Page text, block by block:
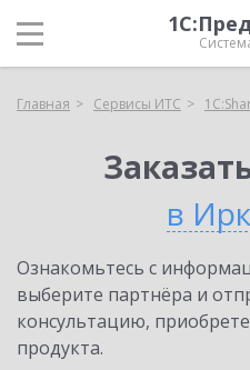
Главная Сервисы ИТС
в
Ознакомьтесь с
выберите партнёра и
консультацию,
продукта.